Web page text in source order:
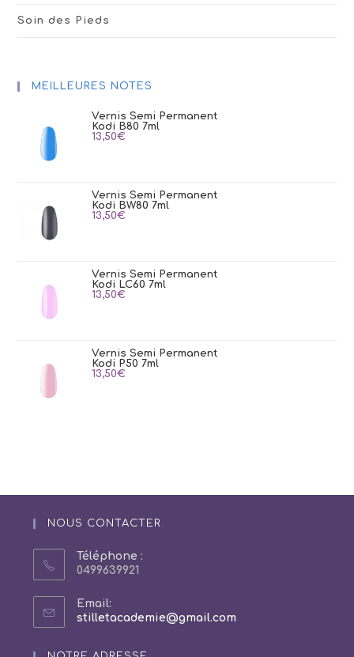
Soin des Pieds
MEILLEURES NOTES
Vernis Semi Permanent
Kodi B80 7ml
13,50€
Vernis Semi Permanent
Kodi BW80 7ml
13,50€
Vernis Semi Permanent
Kodi LC60 7ml
13,50€
Vernis Semi Permanent
Kodi P50 7ml
13,50€
NOUS CONTACTER
Téléphone :
0499639921
Email:
stilletacademie@gmail.comS’ouvre